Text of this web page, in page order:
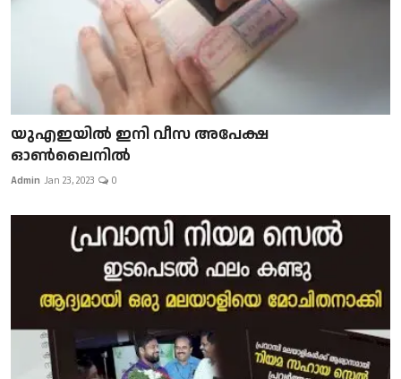
യുഎഇയിൽ ഇനി വീസ അപേക്ഷ
ഓൺലൈനിൽ
Admin Jan 23, 2023 0